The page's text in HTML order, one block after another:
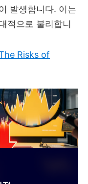
발생합니다. 이는
적으로 불리합니
Risks of